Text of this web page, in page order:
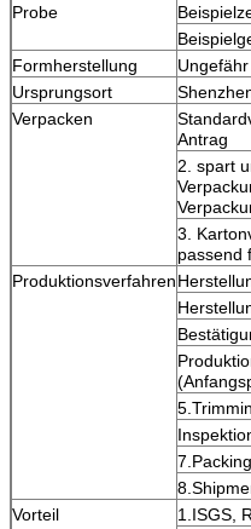
Probe
Formherstellung
Ursprungsort
Verpacken
Antrag
2. spart
3.
passend
Produktionsverfahren
7.Packing
Vorteil
1.ISGS,